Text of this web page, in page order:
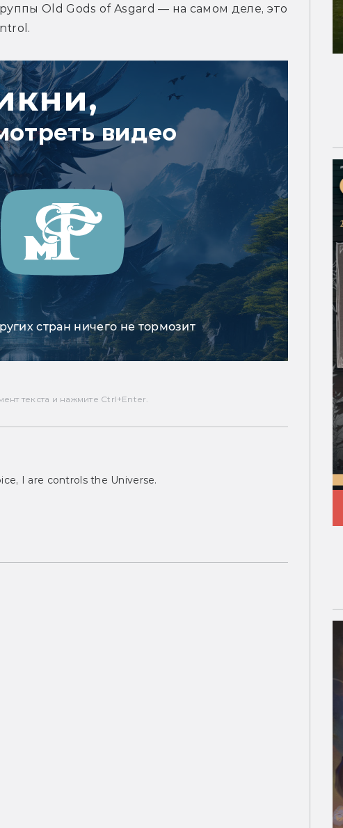
Old Gods of Asgard — на самом деле, это
видео
стран ничего не тормозит
текста и нажмите Ctrl+Enter.
I are controls the Universe.